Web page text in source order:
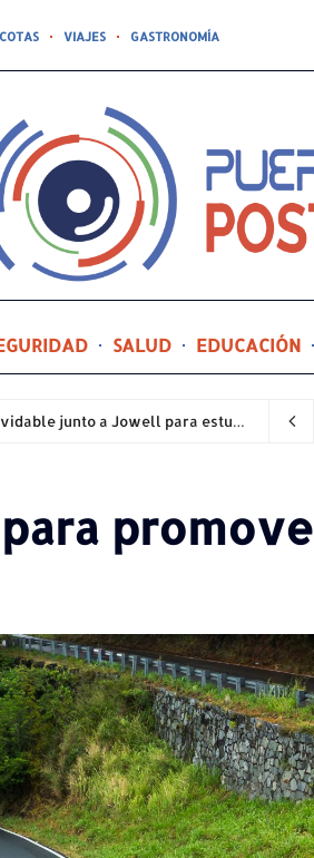
VIAJES GASTRONOMÍA
SALUD EDUCACIÓN
Compañía de Turismo hará realidad un prom inolvidable junto a Jowell para estudiantes de la Escuela Gabriela Mistral